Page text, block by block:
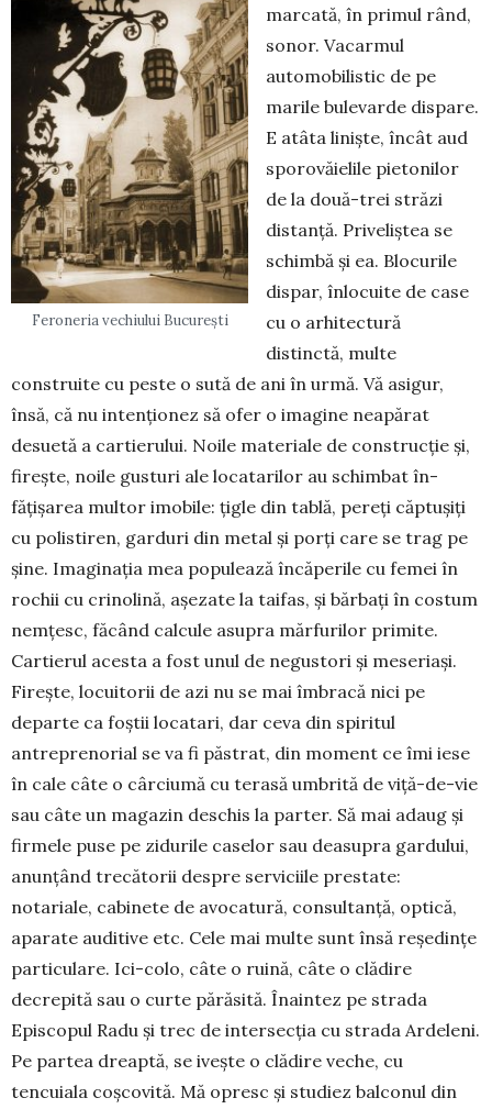
Feroneria vechiului București
marcată, în primul rând,
sonor. Vacarmul
automobilistic de pe
marile bule­varde dispare.
E atâta liniște, încât aud
sporo­vă­ie­lile pietonilor
de la două-trei străzi
distanță. Pri­veliș­tea se
schimbă și ea. Blocurile
dispar, înlocuite de case
cu o arhitectură
distinctă, multe
construite cu peste o sută de ani în urmă. Vă asigur,
însă, că nu intenționez să ofer o ima­gine neapărat
desuetă a cartierului. Noile ma­te­ria­le de construcție și,
fi­rește, noile gusturi ale lo­catarilor au schimbat în­
fățișarea multor imobile: țigle din tablă, pereți căp­tu­șiți
cu polistiren, garduri din metal și porți care se trag pe
șine. Imaginația mea populează încăperile cu femei în
rochii cu cri­no­lină, așezate la taifas, și bărbați în costum
nem­țesc, făcând calcule asu­pra mărfurilor primite.
Car­tierul acesta a fost u­nul de negustori și meseriași.
Firește, locuitorii de azi nu se mai îmbracă nici pe
departe ca foștii locatari, dar ceva din spiritul
antreprenorial se va fi păstrat, din moment ce îmi iese
în cale câte o cârciumă cu terasă umbrită de viță-de-vie
sau câte un magazin deschis la parter. Să mai adaug și
firmele puse pe zidurile caselor sau deasupra gar­dului,
anunțând trecătorii despre serviciile prestate:
notariale, cabinete de avocatură, consultanță, opti­că,
aparate auditive etc. Cele mai multe sunt însă re­ședințe
particulare. Ici-colo, câte o ruină, câte o clădire
decrepită sau o curte părăsită. Înaintez pe stra­da
Episcopul Radu și trec de intersecția cu stra­da Ardeleni.
Pe partea dreaptă, se ivește o clădire veche, cu
tencuiala coșcovită. Mă opresc și studiez bal­conul din